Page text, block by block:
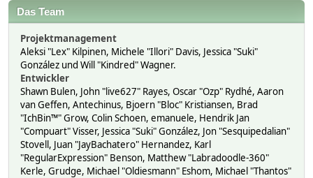
Das Team
Projektmanagement
Aleksi "Lex" Kilpinen, Michele "Illori" Davis, Jessica "Suki"
González und Will "Kindred" Wagner.
Entwickler
Shawn Bulen, John "live627" Rayes, Oscar "Ozp" Rydhé, Aaron
van Geffen, Antechinus, Bjoern "Bloc" Kristiansen, Brad
"IchBin™" Grow, Colin Schoen, emanuele, Hendrik Jan
"Compuart" Visser, Jessica "Suki" González, Jon "Sesquipedalian"
Stovell, Juan "JayBachatero" Hernandez, Karl
"RegularExpression" Benson, Matthew "Labradoodle-360"
Kerle, Grudge, Michael "Oldiesmann" Eshom, Michael "Thantos"